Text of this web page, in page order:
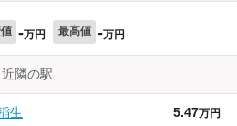
-万円 最高値 -万円
近隣の駅
生 5.47万円